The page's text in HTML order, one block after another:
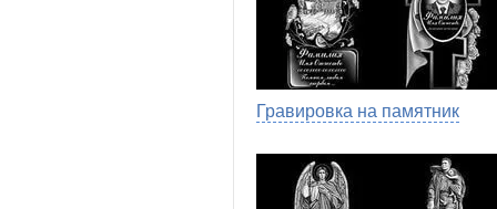
Гравировка на памятник